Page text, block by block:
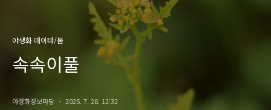
야생화 데이타/봄
속속이풀
야생화정보마당 2025. 7. 28. 12:32